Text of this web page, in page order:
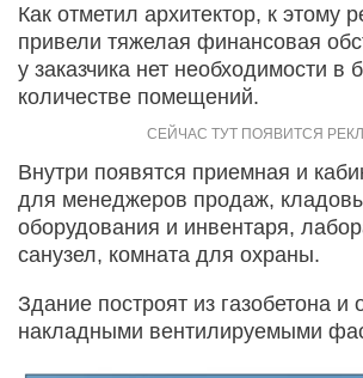
Как отметил архитектор, к этому
привели тяжелая финансовая
у заказчика нет необходимости в
количестве помещений.
Внутри появятся приемная и
для менеджеров продаж,
оборудования и инвентаря,
санузел, комната для охраны.
Здание построят из газобетона и
накладными вентилируемыми